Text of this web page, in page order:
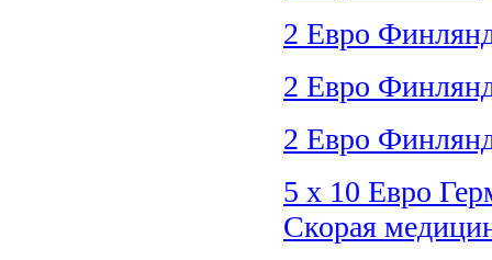
2 Евро
2 Евро
2 Евро
5 х 10 Евро
Скорая